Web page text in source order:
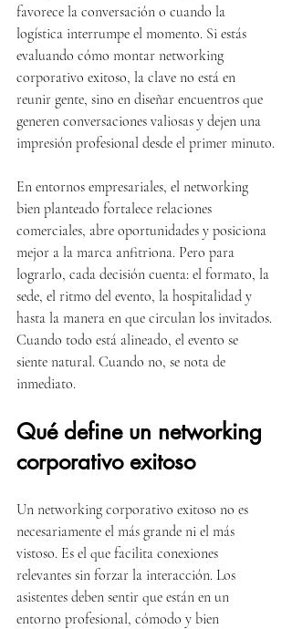
favorece la conversación o cuando la
logística interrumpe el momento. Si estás
evaluando cómo montar networking
corporativo exitoso, la clave no está en
reunir gente, sino en diseñar encuentros que
generen conversaciones valiosas y dejen una
impresión profesional desde el primer minuto.
En entornos empresariales, el networking
bien planteado fortalece relaciones
comerciales, abre oportunidades y posiciona
mejor a la marca anfitriona. Pero para
lograrlo, cada decisión cuenta: el formato, la
sede, el ritmo del evento, la hospitalidad y
hasta la manera en que circulan los invitados.
Cuando todo está alineado, el evento se
siente natural. Cuando no, se nota de
inmediato.
Qué define un networking
corporativo exitoso
Un networking corporativo exitoso no es
necesariamente el más grande ni el más
vistoso. Es el que facilita conexiones
relevantes sin forzar la interacción. Los
asistentes deben sentir que están en un
entorno profesional, cómodo y bien